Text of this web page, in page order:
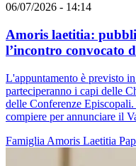
06/07/2026 - 14:14
Amoris laetitia:
l’incontro convocato
L'appuntamento è previsto
parteciperanno i capi delle
delle Conferenze
compiere per annunciare il
Famiglia Amoris Laetitia